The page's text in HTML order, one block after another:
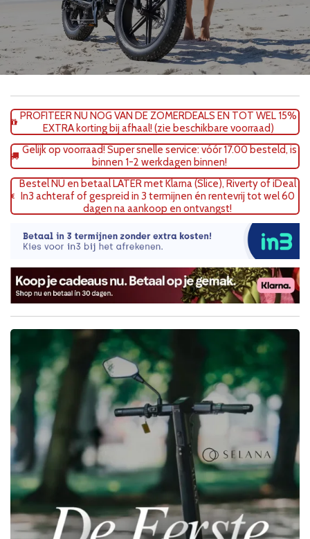
PROFITEER NU NOG VAN DE ZOMERDEALS EN TOT WEL 15%
EXTRA korting bij afhaal! (zie beschikbare voorraad)
Gelijk op voorraad! Super snelle service: vóór 17.00 besteld, is
binnen 1-2 werkdagen binnen!
Bestel NÚ en betaal LATER met Klarna (Slice), Riverty of iDeal
In3 achteraf of gespreid in 3 termijnen én rentevrij tot wel 60
dagen na aankoop en ontvangst!